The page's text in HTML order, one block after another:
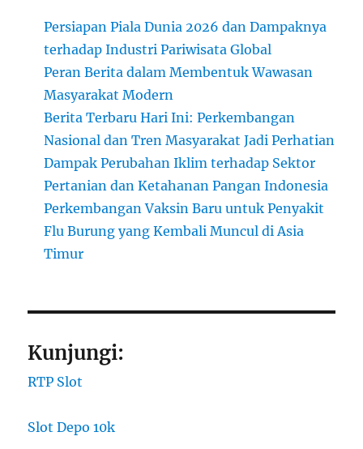
Persiapan Piala Dunia 2026 dan Dampaknya
terhadap Industri Pariwisata Global
Peran Berita dalam Membentuk Wawasan
Masyarakat Modern
Berita Terbaru Hari Ini: Perkembangan
Nasional dan Tren Masyarakat Jadi Perhatian
Dampak Perubahan Iklim terhadap Sektor
Pertanian dan Ketahanan Pangan Indonesia
Perkembangan Vaksin Baru untuk Penyakit
Flu Burung yang Kembali Muncul di Asia
Timur
Kunjungi:
RTP Slot
Slot Depo 10k